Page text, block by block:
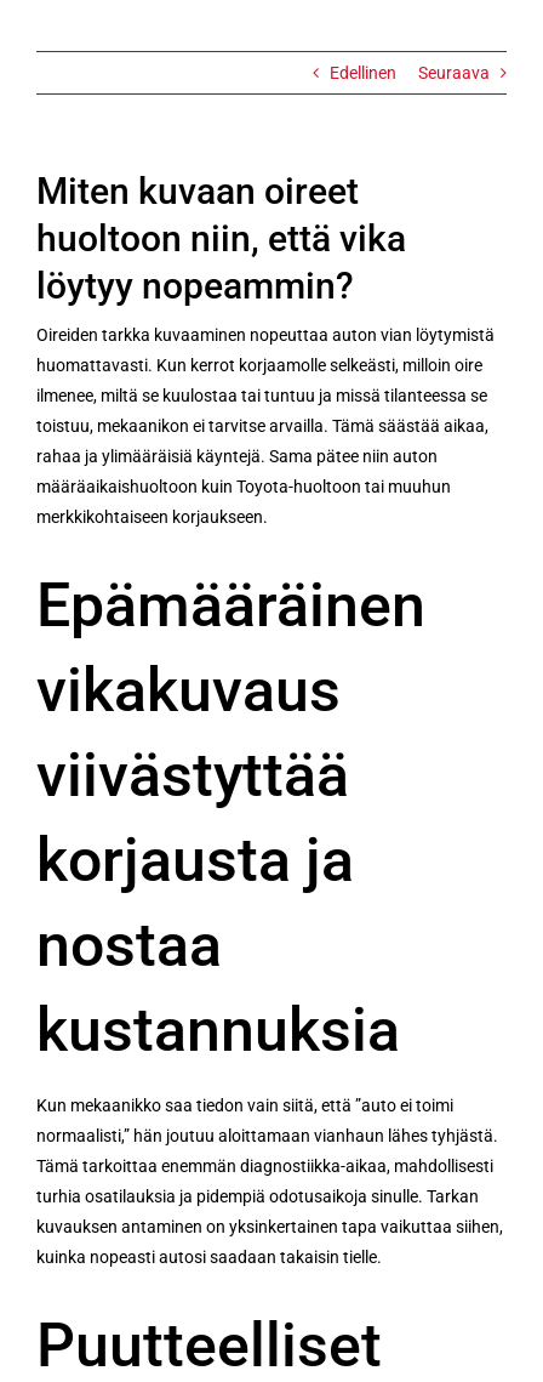
Edellinen Seuraava
Miten kuvaan oireet
huoltoon niin, että vika
löytyy nopeammin?
Oireiden tarkka kuvaaminen nopeuttaa auton vian löytymistä
huomattavasti. Kun kerrot korjaamolle selkeästi, milloin oire
ilmenee, miltä se kuulostaa tai tuntuu ja missä tilanteessa se
toistuu, mekaanikon ei tarvitse arvailla. Tämä säästää aikaa,
rahaa ja ylimääräisiä käyntejä. Sama pätee niin auton
määräaikaishuoltoon kuin Toyota-huoltoon tai muuhun
merkkikohtaiseen korjaukseen.
Epämääräinen
vikakuvaus
viivästyttää
korjausta ja
nostaa
kustannuksia
Kun mekaanikko saa tiedon vain siitä, että ”auto ei toimi
normaalisti,” hän joutuu aloittamaan vianhaun lähes tyhjästä.
Tämä tarkoittaa enemmän diagnostiikka-aikaa, mahdollisesti
turhia osatilauksia ja pidempiä odotusaikoja sinulle. Tarkan
kuvauksen antaminen on yksinkertainen tapa vaikuttaa siihen,
kuinka nopeasti autosi saadaan takaisin tielle.
Puutteelliset